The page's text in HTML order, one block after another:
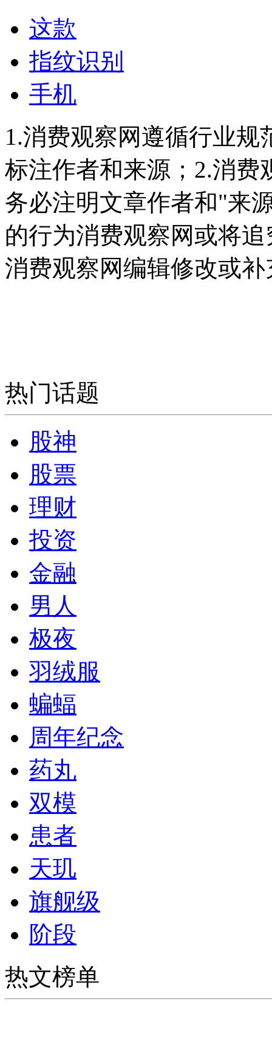
这款
指纹识别
手机
1.消费观察网遵循行业
标注作者和来源；2.消费
务必注明文章作者和"来
的行为消费观察网或将
消费观察网编辑修改或补
热门话题
股神
股票
理财
投资
金融
男人
极夜
羽绒服
蝙蝠
周年纪念
药丸
双模
患者
天玑
旗舰级
阶段
热文榜单